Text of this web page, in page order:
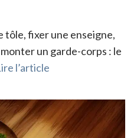
tôle, fixer une enseigne,
un garde-corps : le
l’article